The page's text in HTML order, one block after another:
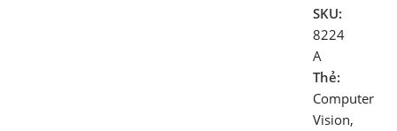
SKU:
8224
A
Thẻ:
Computer
Vision,